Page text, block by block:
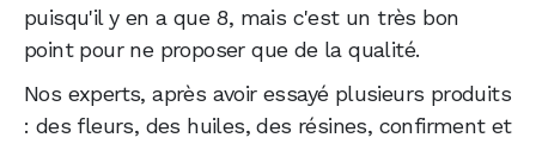
puisqu'il y en a que 8, mais c'est un très bon
point pour ne proposer que de la qualité.
Nos experts, après avoir essayé plusieurs produits
: des fleurs, des huiles, des résines, confirment et